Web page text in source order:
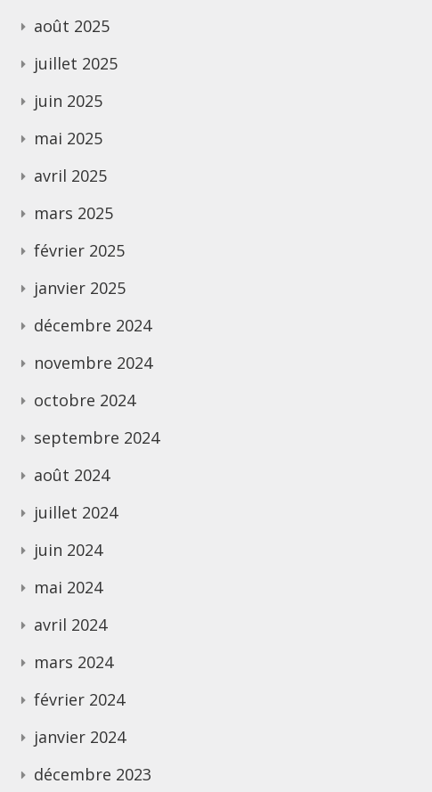
août 2025
juillet 2025
juin 2025
mai 2025
avril 2025
mars 2025
février 2025
janvier 2025
décembre 2024
novembre 2024
octobre 2024
septembre 2024
août 2024
juillet 2024
juin 2024
mai 2024
avril 2024
mars 2024
février 2024
janvier 2024
décembre 2023